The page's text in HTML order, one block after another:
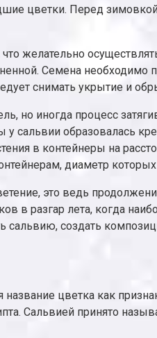
цветки. Перед
желательно
Семена необходимо
снимать укрытие и
но иногда процесс
сальвии образовалась
в контейнеры на
диаметр
это ведь
в разгар лета, когда
сальвию, создать
цветка как
Сальвией принято